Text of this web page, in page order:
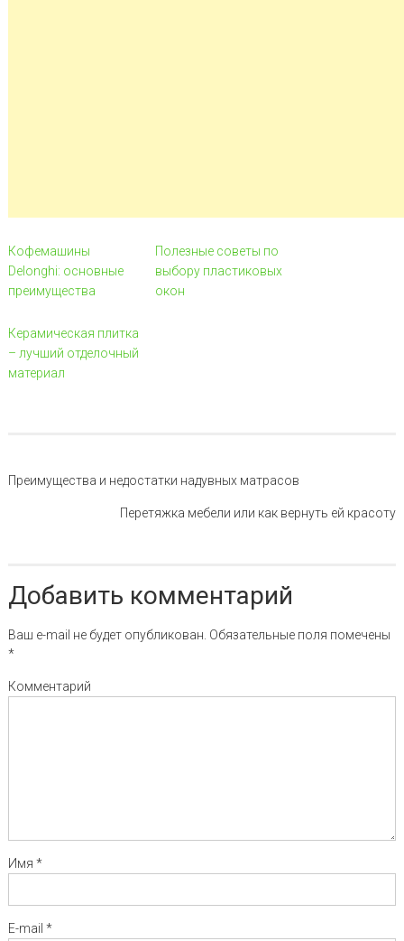
Кофемашины
Delonghi: основные
преимущества
Полезные советы по
выбору пластиковых
окон
Керамическая плитка
– лучший отделочный
материал
Навигация по записи
Преимущества и недостатки надувных матрасов
Перетяжка мебели или как вернуть ей красоту
Добавить комментарий
Ваш e-mail не будет опубликован. Обязательные поля помечены
*
Комментарий
Имя *
E-mail *